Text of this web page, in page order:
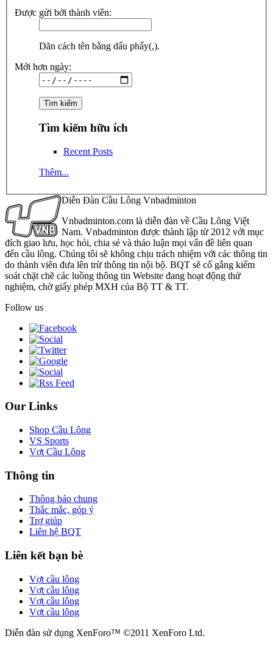
Được gửi bởi thành viên:
Dãn cách tên bằng dấu phẩy(,).
Mới hơn ngày:
Tìm kiếm hữu ích
Recent Posts
Thêm...
Diễn Đàn Cầu Lông Vnbadminton
Vnbadminton.com là diễn đàn về Cầu Lông Việt
Nam. Vnbadminton được thành lập từ 2012 với mục
đích giao lưu, học hỏi, chia sẻ và thảo luận mọi vấn đề liên quan
đến cầu lông. Chúng tôi sẽ không chịu trách nhiệm với các thông tin
do thành viên đưa lên trừ thông tin nội bộ. BQT sẽ cố gắng kiểm
soát chặt chẽ các luồng thông tin Website đang hoạt động thử
nghiệm, chờ giấy phép MXH của Bộ TT & TT.
Follow us
Our Links
Shop Cầu Lông
VS Sports
Vợt Cầu Lông
Thông tin
Thông báo chung
Thắc mắc, góp ý
Trợ giúp
Liên hệ BQT
Liên kết bạn bè
Vợt cầu lông
Vợt cầu lông
Vợt cầu lông
Vợt cầu lông
Diễn đàn sử dụng XenForo™ ©2011 XenForo Ltd.